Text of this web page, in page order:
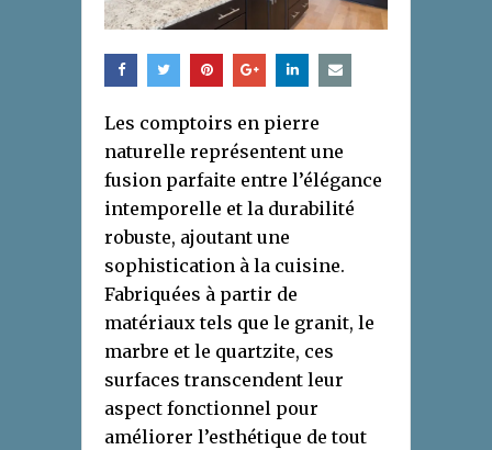
Les comptoirs en pierre
naturelle représentent une
fusion parfaite entre l’élégance
intemporelle et la durabilité
robuste, ajoutant une
sophistication à la cuisine.
Fabriquées à partir de
matériaux tels que le granit, le
marbre et le quartzite, ces
surfaces transcendent leur
aspect fonctionnel pour
améliorer l’esthétique de tout